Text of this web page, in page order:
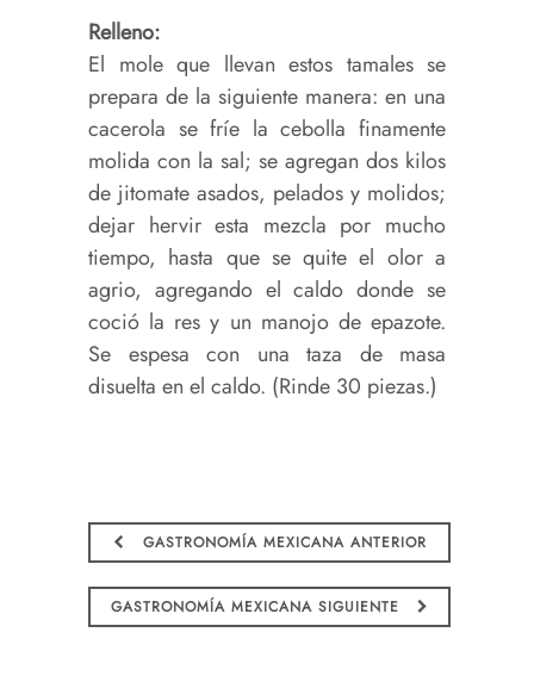
Relleno:
El mole que llevan estos tamales se
prepara de la siguiente manera: en una
cacerola se fríe la cebolla finamente
molida con la sal; se agregan dos kilos
de jitomate asados, pelados y molidos;
dejar hervir esta mezcla por mucho
tiempo, hasta que se quite el olor a
agrio, agregando el caldo donde se
coció la res y un manojo de epazote.
Se espesa con una taza de masa
disuelta en el caldo. (Rinde 30 piezas.)
GASTRONOMÍA MEXICANA ANTERIOR
GASTRONOMÍA MEXICANA SIGUIENTE